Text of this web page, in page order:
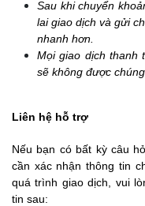
Sau khi chuyển
lai giao dịch và gửi
nhanh hơn.
Mọi giao dịch thanh
sẽ không được
Liên hệ hỗ trợ
Nếu bạn có bất kỳ câu
cần xác nhận thông tin
quá trình giao dịch, vui
tin sau: